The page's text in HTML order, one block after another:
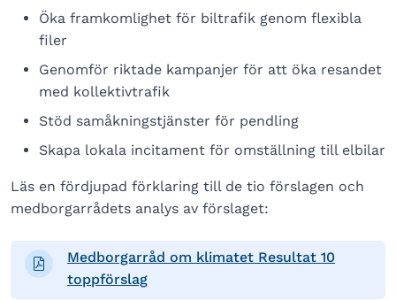
Öka framkomlighet för biltrafik genom flexibla
filer
Genomför riktade kampanjer för att öka resandet
med kollektivtrafik
Stöd samåkningstjänster för pendling
Skapa lokala incitament för omställning till elbilar
Läs en fördjupad förklaring till de tio förslagen och
medborgarrådets analys av förslaget:
Medborgarråd om klimatet Resultat 10
toppförslag